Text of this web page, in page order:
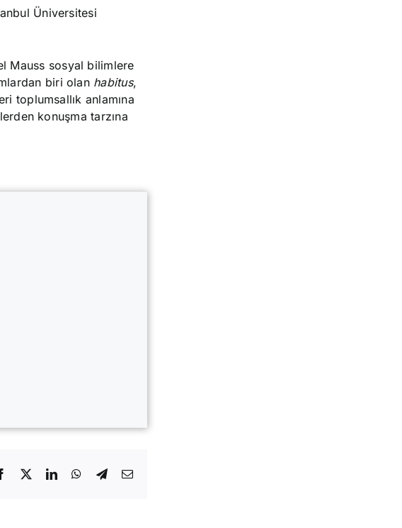
Üniversitesi
Mauss sosyal bilimlere
biri olan habitus,
toplumsallık anlamına
konuşma tarzına
Facebook LinkedInWhatsApp
Telegram
E-